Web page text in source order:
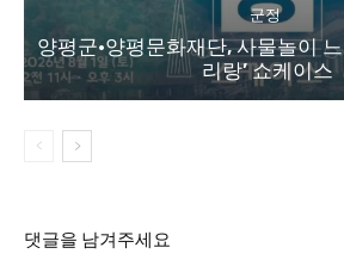
군정
양평군·양평문화재단, 사물놀이
리랑’ 쇼케이스
댓글을 남겨주세요